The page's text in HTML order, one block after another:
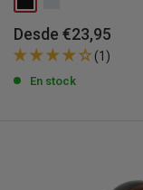
Precio
de
venta
Desde €23,95
(1)
En stock